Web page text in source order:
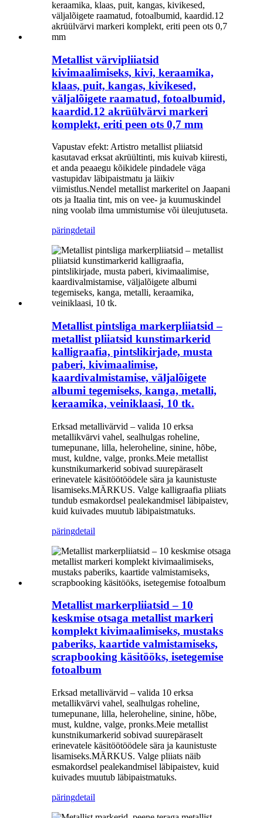
Metallist värvipliiatsid
kivimaalimiseks, kivi, keraamika,
klaas, puit, kangas, kivikesed,
väljalõigete raamatud, fotoalbumid,
kaardid.12 akrüülvärvi markeri
komplekt, eriti peen ots 0,7 mm
Vapustav efekt: Artistro metallist pliiatsid
kasutavad erksat akrüültinti, mis kuivab kiiresti,
et anda peaaegu kõikidele pindadele väga
vastupidav läbipaistmatu ja läikiv
viimistlus.Nendel metallist markeritel on Jaapani
ots ja Itaalia tint, mis on vee- ja kuumuskindel
ning voolab ilma ummistumise või üleujutuseta.
päringdetail
Metallist pintsliga markerpliiatsid –
metallist pliiatsid kunstimarkerid
kalligraafia, pintslikirjade, musta
paberi, kivimaalimise,
kaardivalmistamise, väljalõigete
albumi tegemiseks, kanga, metalli,
keraamika, veiniklaasi, 10 tk.
Erksad metallivärvid – valida 10 erksa
metallikvärvi vahel, sealhulgas roheline,
tumepunane, lilla, heleroheline, sinine, hõbe,
must, kuldne, valge, pronks.Meie metallist
kunstnikumarkerid sobivad suurepäraselt
erinevatele käsitöötöödele sära ja kaunistuste
lisamiseks.MÄRKUS. Valge kalligraafia pliiats
tundub esmakordsel pealekandmisel läbipaistev,
kuid kuivades muutub läbipaistmatuks.
päringdetail
Metallist markerpliiatsid – 10
keskmise otsaga metallist markeri
komplekt kivimaalimiseks, mustaks
paberiks, kaartide valmistamiseks,
scrapbooking käsitööks, isetegemise
fotoalbum
Erksad metallivärvid – valida 10 erksa
metallikvärvi vahel, sealhulgas roheline,
tumepunane, lilla, heleroheline, sinine, hõbe,
must, kuldne, valge, pronks.Meie metallist
kunstnikumarkerid sobivad suurepäraselt
erinevatele käsitöötöödele sära ja kaunistuste
lisamiseks.MÄRKUS. Valge pliiats näib
esmakordsel pealekandmisel läbipaistev, kuid
kuivades muutub läbipaistmatuks.
päringdetail